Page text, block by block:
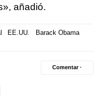
añadió.
EE.UU.
Barack Obama
Comentar ·